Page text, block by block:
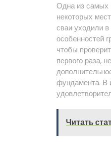
Одна из самых
некоторых
сваи уходили
особенностей
чтобы
первого раза,
фундамента. В
Читать